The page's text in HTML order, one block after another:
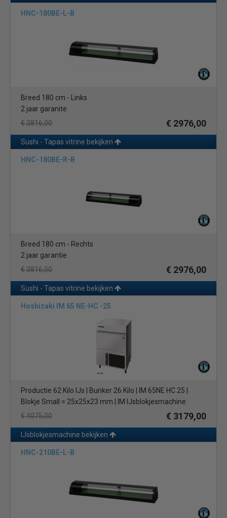
HNC-180BE-L-B
Breed 180 cm - Links
2 jaar garanite
€ 3816,00
€ 2976,00
Sushi - Tapas vitrine bekijken
HNC-180BE-R-B
Breed 180 cm - Rechts
2 jaar garantie
€ 3816,00
€ 2976,00
Sushi - Tapas vitrine bekijken
Hoshizaki IM 65 NE-HC -25
Productie 62 Kilo IJs | Bunker 26 Kilo | IM 65NE HC 25 |
Blokje Small = 25x25x23 mm | IM IJsblokjesmachine
€ 4075,00
€ 3179,00
IJsblokjesmachine bekijken
HNC-210BE-L-B